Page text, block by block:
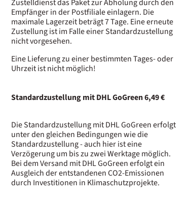
Zustelldienst das Paket zur Abholung durch den
Empfänger in der Postfiliale einlagern. Die
maximale Lagerzeit beträgt 7 Tage. Eine erneute
Zustellung ist im Falle einer Standardzustellung
nicht vorgesehen.
Eine Lieferung zu einer bestimmten Tages- oder
Uhrzeit ist nicht möglich!
Standardzustellung mit DHL GoGreen 6,49 €
Die Standardzustellung mit DHL GoGreen erfolgt
unter den gleichen Bedingungen wie die
Standardzustellung - auch hier ist eine
Verzögerung um bis zu zwei Werktage möglich.
Bei dem Versand mit DHL GoGreen erfolgt ein
Ausgleich der entstandenen CO2-Emissionen
durch Investitionen in Klimaschutzprojekte.